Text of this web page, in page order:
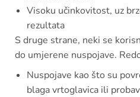
Visoku učinkovitost, uz
rezultata
S druge strane, neki se
do umjerene nuspojave.
Nuspojave kao što su
blaga vrtoglavica ili